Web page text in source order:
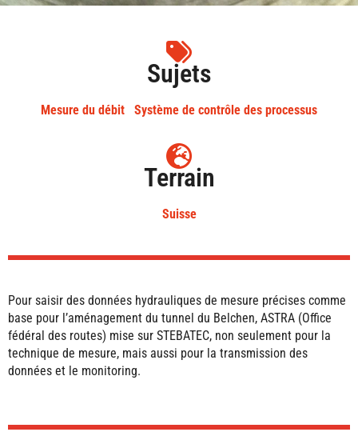
Sujets
Mesure du débit Système de contrôle des processus
Terrain
Suisse
Pour saisir des données hydrauliques de mesure précises comme
base pour l’aménagement du tunnel du Belchen, ASTRA (Office
fédéral des routes) mise sur STEBATEC, non seulement pour la
technique de mesure, mais aussi pour la transmission des
données et le monitoring.